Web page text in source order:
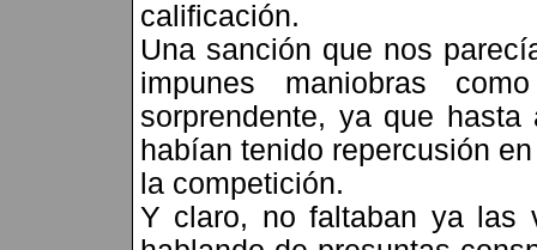
calificación.
Una sanción que nos
impunes maniobras
sorprendente, ya que
habían tenido repercusión
la competición.
Y claro, no faltaban ya las